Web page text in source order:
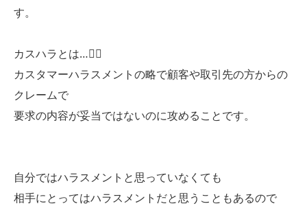
す。
カスハラとは…🧟‍♀️
カスタマーハラスメントの略で顧客や取引先の方からの
クレームで
要求の内容が妥当ではないのに攻めることです。
自分ではハラスメントと思っていなくても
相手にとってはハラスメントだと思うこともあるので